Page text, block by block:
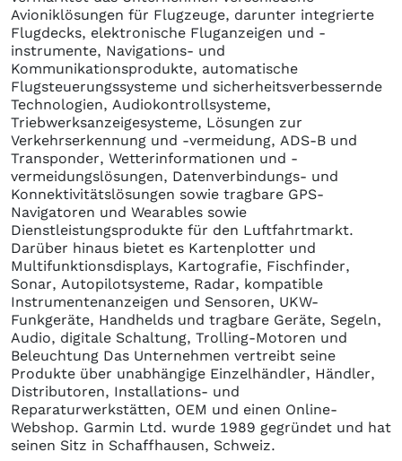
Avioniklösungen für Flugzeuge, darunter integrierte
Flugdecks, elektronische Fluganzeigen und -
instrumente, Navigations- und
Kommunikationsprodukte, automatische
Flugsteuerungssysteme und sicherheitsverbessernde
Technologien, Audiokontrollsysteme,
Triebwerksanzeigesysteme, Lösungen zur
Verkehrserkennung und -vermeidung, ADS-B und
Transponder, Wetterinformationen und -
vermeidungslösungen, Datenverbindungs- und
Konnektivitätslösungen sowie tragbare GPS-
Navigatoren und Wearables sowie
Dienstleistungsprodukte für den Luftfahrtmarkt.
Darüber hinaus bietet es Kartenplotter und
Multifunktionsdisplays, Kartografie, Fischfinder,
Sonar, Autopilotsysteme, Radar, kompatible
Instrumentenanzeigen und Sensoren, UKW-
Funkgeräte, Handhelds und tragbare Geräte, Segeln,
Audio, digitale Schaltung, Trolling-Motoren und
Beleuchtung Das Unternehmen vertreibt seine
Produkte über unabhängige Einzelhändler, Händler,
Distributoren, Installations- und
Reparaturwerkstätten, OEM und einen Online-
Webshop. Garmin Ltd. wurde 1989 gegründet und hat
seinen Sitz in Schaffhausen, Schweiz.